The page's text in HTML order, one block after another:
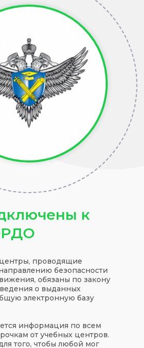
проводящие
безопасности
обязаны по закону
о выданных
электронную базу
информация по всем
от учебных центров.
того, чтобы любой мог
к